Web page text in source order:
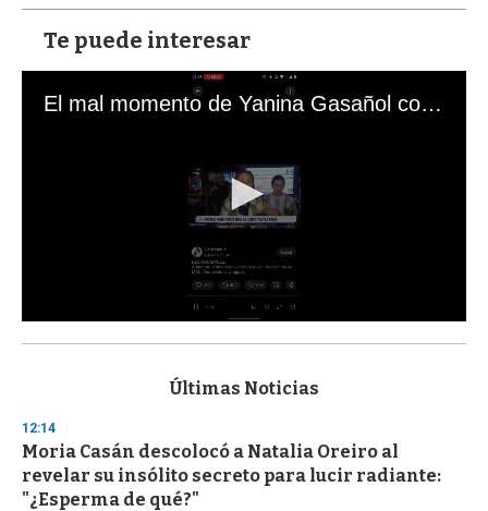
Te puede interesar
El mal momento de Yanina Gasañol con un hincha argentino en "Subrayado"
s
d
s
o
f
Últimas Noticias
12:14
Moria Casán descolocó a Natalia Oreiro al
revelar su insólito secreto para lucir radiante:
"¿Esperma de qué?"